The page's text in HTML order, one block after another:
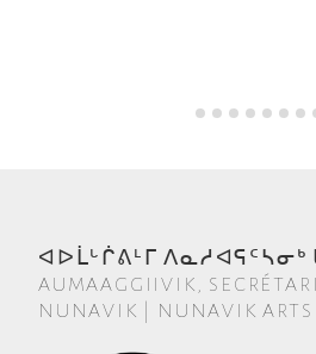
ᐊᐅᒫᒡᒌᕕᒻᒥ ᐱᓇᓱᐊᕋᑦᓴᓂᒃ
AUMAAGGIIVIK,
NUNAVIK | NUNAVIK ARTS